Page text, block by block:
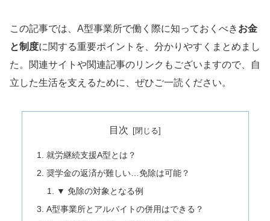
この記事では、A型事業所で働く際に知っておくべき お金
と制度に関する重要ポイントを、分かりやすくまとめまし
た。関連サイトや関連記事のリンクもございますので、自
立した生活を支えるために、ぜひご一読ください。
目次
就労継続支援A型とは？
奨学金の返済が難しい…免除は可能？
▼ 免除の対象となる例
A型事業所とアルバイトの併用はできる？